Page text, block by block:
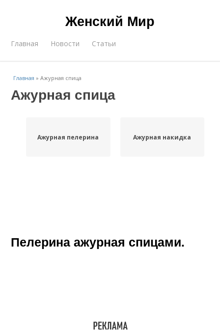
Женский Мир
Главная Новости Статьи
Главная »Ажурная спица
Ажурная спица
Ажурная пелерина Ажурная накидка
Пелерина ажурная спицами.